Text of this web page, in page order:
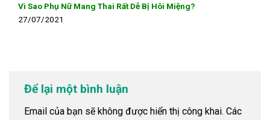
Vì Sao Phụ Nữ Mang Thai Rất Dễ Bị Hôi Miệng?
27/07/2021
Để lại một bình luận
Email của bạn sẽ không được hiển thị công khai. Các